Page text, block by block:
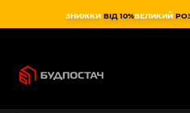
ЗНИЖКИ ВІД 10%ВЕЛИКИЙ